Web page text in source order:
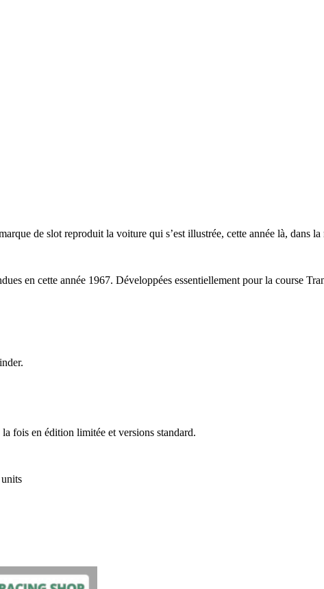
de slot reproduit la voiture qui s’est illustrée, cette année là, dans
en cette année 1967. Développées essentiellement pour la course
fois en édition limitée et versions standard.